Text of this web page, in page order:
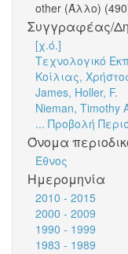
other (Άλλο)
Συγγραφέας/
[χ.ό.]
Τεχνολογικό
Κοίλιας,
James, Holler, F.
Nieman, Timothy
... Προβολή
Όνομα
Έθνος
Ημερομηνία
2010 - 2015
2000 - 2009
1990 - 1999
1983 - 1989